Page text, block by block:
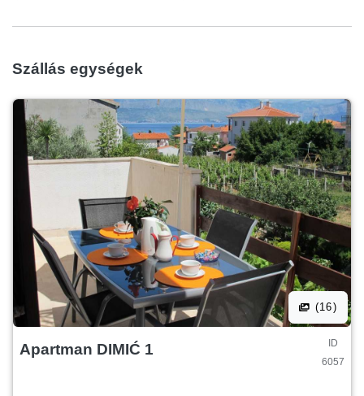
akkor használható ingyenesen. Tulajdonos segít, ha
szükséges. Minden más lekérdezések nyugodtan kérdezz
minket.
Szállás egységek
(16)
Apartman DIMIĆ 1
ID
6057